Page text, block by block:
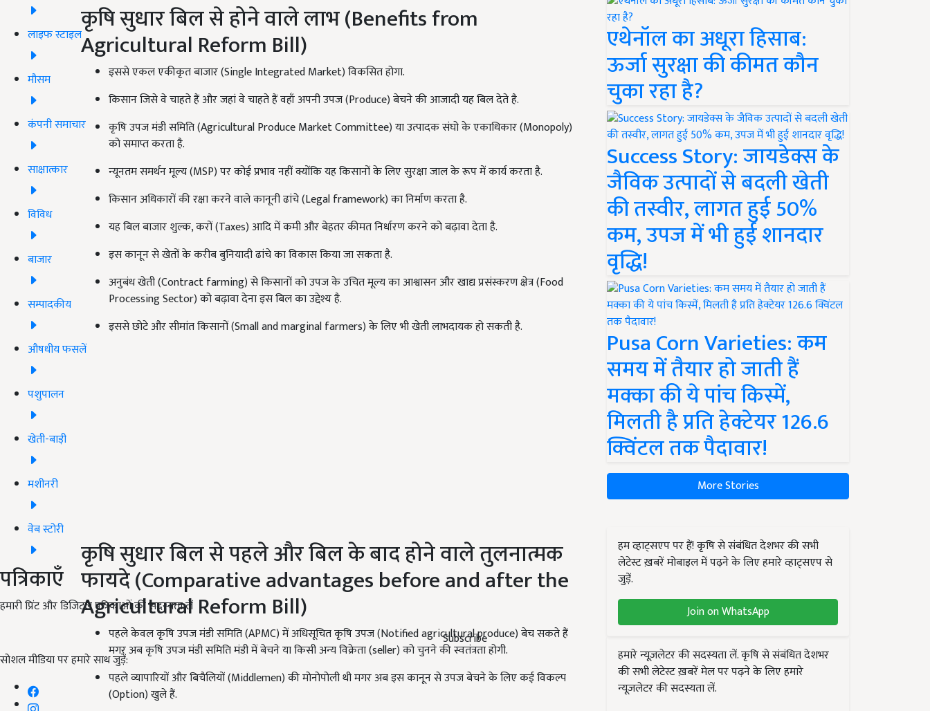
लाइफ स्टाइल
मौसम
कंपनी समाचार
साक्षात्कार
विविध
बाजार
सम्पादकीय
औषधीय फसलें
पशुपालन
खेती-बाड़ी
मशीनरी
वेब स्टोरी
पत्रिकाएँ
हमारी प्रिंट और डिजिटल पत्रिकाओं की सदस्यता लें
Subscribe
सोशल मीडिया पर हमारे साथ जुड़ें:
कृषि सुधार बिल से होने वाले लाभ (Benefits from
Agricultural Reform Bill)
इससे एकल एकीकृत बाजार (Single Integrated Market) विकसित होगा.
किसान जिसे वे चाहते हैं और जहां वे चाहते हैं वहाँ अपनी उपज (Produce) बेचने की आजादी यह बिल देते है.
कृषि उपज मंडी समिति (Agricultural Produce Market Committee) या उत्पादक संघो के एकाधिकार (Monopoly)
को समाप्त करता है.
न्यूनतम समर्थन मूल्य (MSP) पर कोई प्रभाव नहीं क्योंकि यह किसानों के लिए सुरक्षा जाल के रूप में कार्य करता है.
किसान अधिकारों की रक्षा करने वाले कानूनी ढांचे (Legal framework) का निर्माण करता है.
यह बिल बाजार शुल्क, करों (Taxes) आदि में कमी और बेहतर कीमत निर्धारण करने को बढ़ावा देता है.
इस कानून से खेतों के करीब बुनियादी ढांचे का विकास किया जा सकता है.
अनुबंध खेती (Contract farming) से किसानों को उपज के उचित मूल्य का आश्वासन और खाद्य प्रसंस्करण क्षेत्र (Food
Processing Sector) को बढ़ावा देना इस बिल का उद्देश्य है.
इससे छोटे और सीमांत किसानों (Small and marginal farmers) के लिए भी खेती लाभदायक हो सकती है.
कृषि सुधार बिल से पहले और बिल के बाद होने वाले तुलनात्मक
फायदे (Comparative advantages before and after the
Agricultural Reform Bill)
पहले केवल कृषि उपज मंडी समिति (APMC) में अधिसूचित कृषि उपज (Notified agricultural produce) बेच सकते हैं
मगर अब कृषि उपज मंडी समिति मंडी में बेचने या किसी अन्य विक्रेता (seller) को चुनने की स्वतंत्रता होगी.
पहले व्यापारियों और बिचैलियों (Middlemen) की मोनोपोली थी मगर अब इस कानून से उपज बेचने के लिए कई विकल्प
(Option) खुले हैं.
एथेनॉल का अधूरा हिसाब:
ऊर्जा सुरक्षा की कीमत कौन
चुका रहा है?
Success Story: जायडेक्स के
जैविक उत्पादों से बदली खेती
की तस्वीर, लागत हुई 50%
कम, उपज में भी हुई शानदार
वृद्धि!
Pusa Corn Varieties: कम
समय में तैयार हो जाती हैं
मक्का की ये पांच किस्में,
मिलती है प्रति हेक्टेयर 126.6
क्विंटल तक पैदावार!
More Stories
हम व्हाट्सएप पर हैं! कृषि से संबंधित देशभर की सभी
लेटेस्ट ख़बरें मोबाइल में पढ़ने के लिए हमारे व्हाट्सएप से
जुड़ें.
Join on WhatsApp
हमारे न्यूज़लेटर की सदस्यता लें. कृषि से संबंधित देशभर
की सभी लेटेस्ट ख़बरें मेल पर पढ़ने के लिए हमारे
न्यूज़लेटर की सदस्यता लें.